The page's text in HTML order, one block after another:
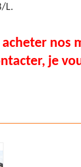
L.
nos
je